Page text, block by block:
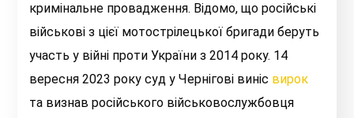
кримінальне провадження. Відомо, що російські
військові з цієї мотострілецької бригади беруть
участь у війні проти України з 2014 року. 14
вересня 2023 року суд у Чернігові виніс вирок
та визнав російського військовослужбовця